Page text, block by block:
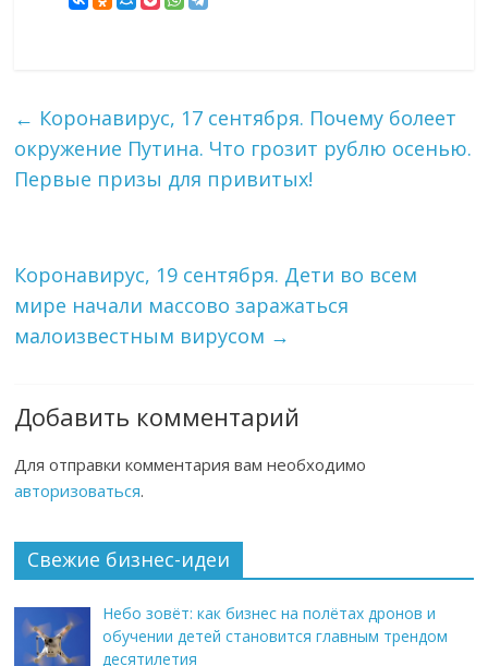
← Коронавирус, 17 сентября. Почему болеет
окружение Путина. Что грозит рублю осенью.
Первые призы для привитых!
Коронавирус, 19 сентября. Дети во всем
мире начали массово заражаться
малоизвестным вирусом →
Добавить комментарий
Для отправки комментария вам необходимо
авторизоваться.
Свежие бизнес-идеи
Небо зовёт: как бизнес на полётах дронов и
обучении детей становится главным трендом
десятилетия